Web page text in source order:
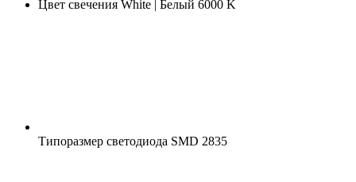
Цвет свечения White | Белый 6000 K
Типоразмер светодиода SMD 2835